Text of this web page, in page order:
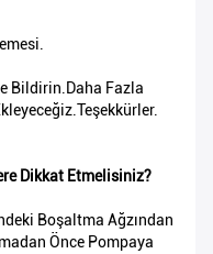
Bildirin.Daha Fazla
Dikkat Etmelisiniz?
Boşaltma Ağzından
Önce Pompaya